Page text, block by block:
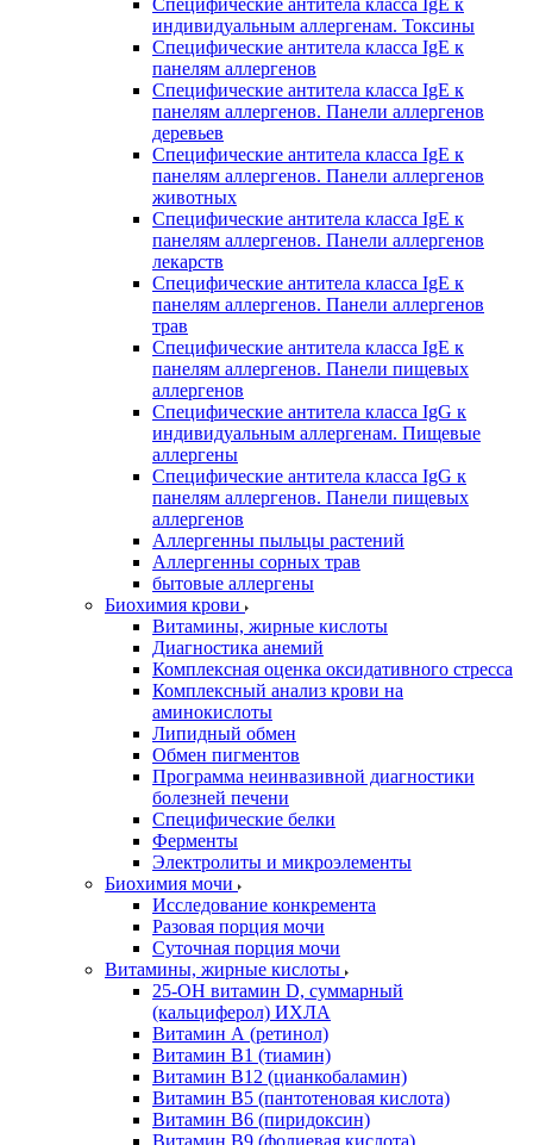
Специфические антитела класса IgE к
индивидуальным аллергенам. Токсины
Специфические антитела класса IgE к
панелям аллергенов
Специфические антитела класса IgE к
панелям аллергенов. Панели аллергенов
деревьев
Специфические антитела класса IgE к
панелям аллергенов. Панели аллергенов
животных
Специфические антитела класса IgE к
панелям аллергенов. Панели аллергенов
лекарств
Специфические антитела класса IgE к
панелям аллергенов. Панели аллергенов
трав
Специфические антитела класса IgE к
панелям аллергенов. Панели пищевых
аллергенов
Специфические антитела класса IgG к
индивидуальным аллергенам. Пищевые
аллергены
Специфические антитела класса IgG к
панелям аллергенов. Панели пищевых
аллергенов
Аллергенны пыльцы растений
Аллергенны сорных трав
бытовые аллергены
Биохимия крови
Витамины, жирные кислоты
Диагностика анемий
Комплексная оценка оксидативного стресса
Комплексный анализ крови на
аминокислоты
Липидный обмен
Обмен пигментов
Программа неинвазивной диагностики
болезней печени
Специфические белки
Ферменты
Электролиты и микроэлементы
Биохимия мочи
Исследование конкремента
Разовая порция мочи
Суточная порция мочи
Витамины, жирные кислоты
25-OH витамин D, суммарный
(кальциферол) ИХЛА
Витамин А (ретинол)
Витамин В1 (тиамин)
Витамин В12 (цианкобаламин)
Витамин В5 (пантотеновая кислота)
Витамин В6 (пиридоксин)
Витамин В9 (фолиевая кислота)